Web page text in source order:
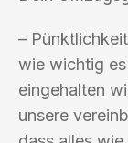
–
wie wichtig
eingehalten
unsere